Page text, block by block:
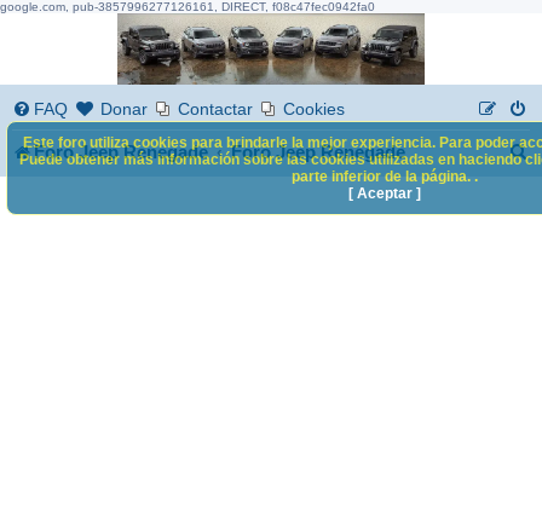
google.com, pub-3857996277126161, DIRECT, f08c47fec0942fa0
FAQ Donar Contactar Cookies
Foro Jeep Renegade Foro Jeep Renegade
B
s
Este foro utiliza cookies para brindarle la mejor experiencia. Para poder
Puede obtener más información sobre las cookies utilizadas en haciendo
parte inferior de la página. .
[ Aceptar ]